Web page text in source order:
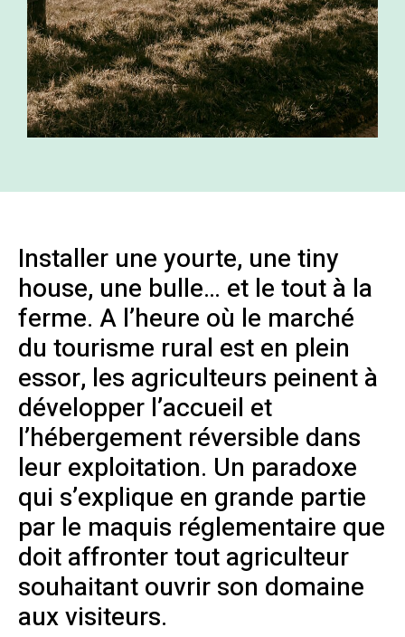
Installer une yourte, une tiny
house, une bulle… et le tout à la
ferme. A l’heure où le marché
du tourisme rural est en plein
essor, les agriculteurs peinent à
développer l’accueil et
l’hébergement réversible dans
leur exploitation. Un paradoxe
qui s’explique en grande partie
par le maquis réglementaire que
doit affronter tout agriculteur
souhaitant ouvrir son domaine
aux visiteurs.